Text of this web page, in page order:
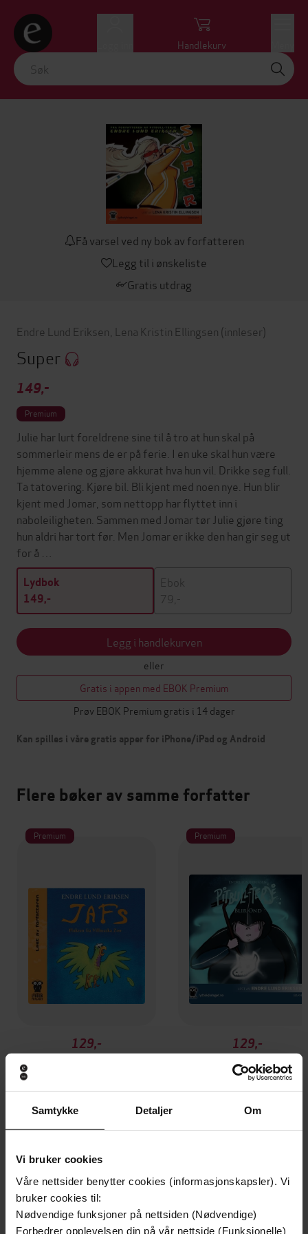
Samtykke Detaljer Om
Vi bruker cookies
Våre nettsider benytter cookies (informasjonskapsler). Vi
bruker cookies til:
Nødvendige funksjoner på nettsiden (Nødvendige)
Forbedrer opplevelsen din på vår nettside (Funksjonelle)
Handlekurv
Få varsel ved ny bok av forfatteren
Legg til i ønskeliste
Gratis utdrag
Endre Lund Eriksen Lena Kristin Ellingsen (innleser)
Super
149,-
Premium
Julie har lurt foreldrene sine til å tro at hun skal på
sommerleir mens de er på ferie. I en uke skal hun være
hjemme alene og gjøre akkurat hva hun vil. Drikke seg full.
Ta tatovering. Kjøre bil. Bli kjent med noen nye. Hun blir
kjent med Jomar, som nettopp har flyttet inn i
naboleiligheten. Sammen med Jomar tør Julie gjøre ting
hun aldri har tort før. Men Jomar er ikke den han gir seg ut
for å …
Lydbok
149,-
Ebok
79,-
Legg i handlekurven
eller
Gratis i appen med EBOK Premium
Prøv EBOK Premium gratis i 14 dager
Kan spilles i våre gratis apper for iPhone/iPad og Android
Flere bøker av samme forfatter
Premium
129,-
LYDBOK
Premium
129,-
Pitbull-Terje blir ond
Endre Lund Eriksen
LYDBOK
Andre har også kjøpt